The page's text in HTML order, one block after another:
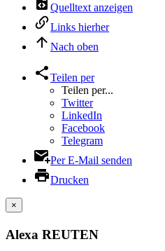
Quelltext anzeigen
Links hierher
Nach oben
Teilen per
Teilen per...
Twitter
LinkedIn
Facebook
Telegram
Per E-Mail senden
Drucken
×
Alexa REUTEN